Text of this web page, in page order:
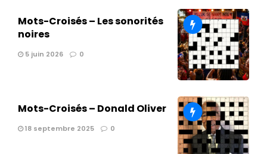
Mots-Croisés – Les sonorités
noires
5 juin 2026 0
Mots-Croisés – Donald Oliver
18 septembre 2025 0